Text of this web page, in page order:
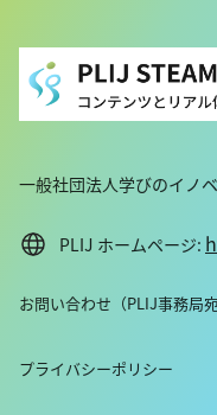
一般社団法人学びのイノ
PLIJ ホームページ:
お問い合わせ（PLIJ事務局宛
プライバシーポリシー